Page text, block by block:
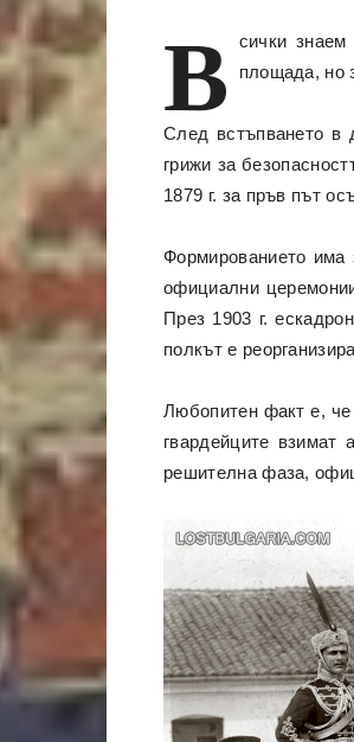
В
сички
площада, но
След встъпването в
грижи за
1879 г. за пръв път
Формированието има
официални
През 1903 г.
полкът е
Любопитен факт е, че
гвардейците взимат
решителна фаза,